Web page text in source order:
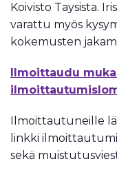
Koivisto Taysista.
varattu myös
kokemusten
Ilmoittaudu
Ilmoittautuneille
linkki
sekä